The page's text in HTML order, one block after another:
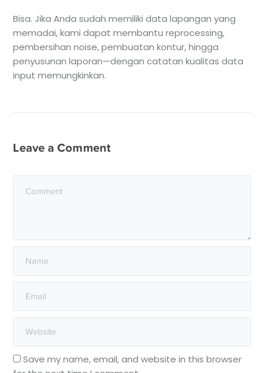
Bisa. Jika Anda sudah memiliki data lapangan yang
memadai, kami dapat membantu reprocessing,
pembersihan noise, pembuatan kontur, hingga
penyusunan laporan—dengan catatan kualitas data
input memungkinkan.
Leave a Comment
Save my name, email, and website in this browser